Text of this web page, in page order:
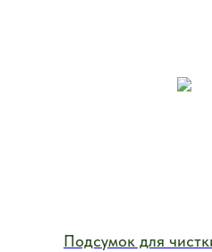
Подсумок для